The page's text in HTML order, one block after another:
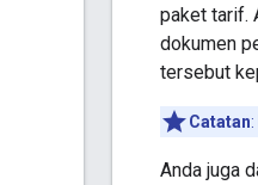
paket tarif.
dokumen
tersebut
Catatan
Anda juga